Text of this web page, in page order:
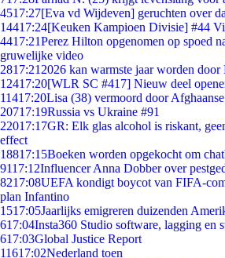
4517:27[Eva vd Wijdeven] geruchten over
14417:24[Keuken Kampioen Divisie] #44
4417:21Perez Hilton opgenomen op spoed
gruwelijke video
2817:21 2026 kan warmste jaar worden
12417:20[WLR SC #417] Nieuw deel
11417:20Lisa (38) vermoord door
20717:19Russia vs Ukraine #91
22017:17GR: Elk glas alcohol is riskant,
effect
18817:15Boeken worden opgekocht om
9117:12Influencer Anna Dobber over
8217:08UEFA kondigt boycot van FIFA-
plan Infantino
1517:05Jaarlijks emigreren duizenden
617:04Insta360 Studio software, lagging en
617:03Global Justice Report
11617:02Nederland toen